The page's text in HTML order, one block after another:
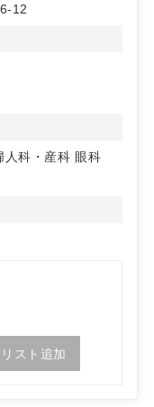
く、新規開業には
開業におすすめ
ックとの連携が期
が高く、集患力向
12
人科・産科 眼科
スト追加